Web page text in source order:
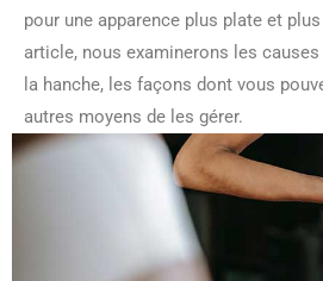
pour une apparence plus plate et
article, nous examinerons les
la hanche, les façons dont vous
autres moyens de les gérer.